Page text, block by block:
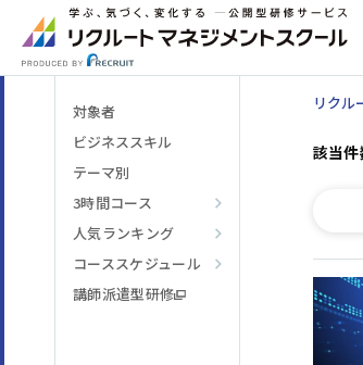
階層・役割 からコースを探す
対象者
ビジネススキル
テーマ別
3時間コース
人気ランキング
コーススケジュール
講師派遣型研修
リクル
該当件